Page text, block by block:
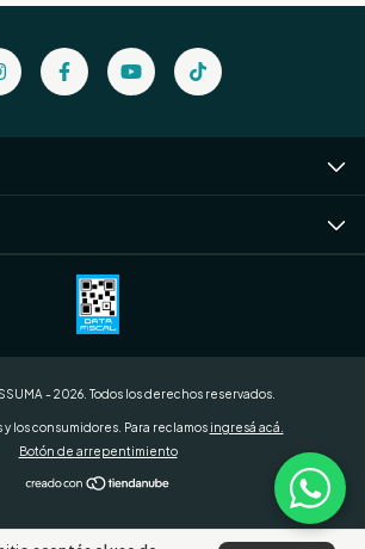
- 2026. Todos los derechos reservados.
y los consumidores. Para reclamos ingresá acá.
Botón de arrepentimiento